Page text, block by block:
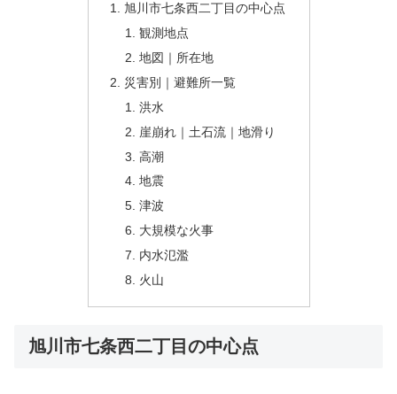
旭川市七条西二丁目の中心点
観測地点
地図｜所在地
災害別｜避難所一覧
洪水
崖崩れ｜土石流｜地滑り
高潮
地震
津波
大規模な火事
内水氾濫
火山
旭川市七条西二丁目の中心点